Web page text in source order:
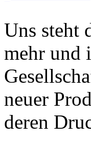
Uns steht
mehr und
neuer
deren